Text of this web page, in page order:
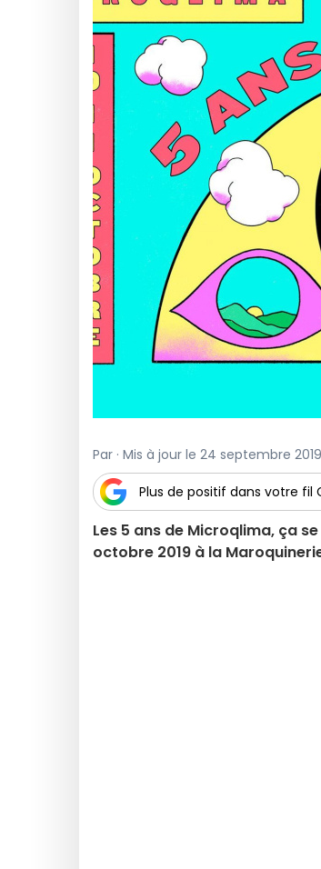
Par · Mis à jour le 24 septembre
Plus de positif dans votre fil
Les 5 ans de Microqlima, ça
octobre 2019 à la